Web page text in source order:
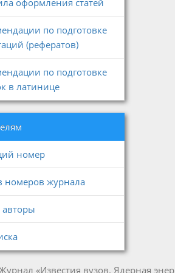
оформления статей
по подготовке
(рефератов)
по подготовке
в латинице
номер
номеров журнала
«Известия вузов. Ядерная